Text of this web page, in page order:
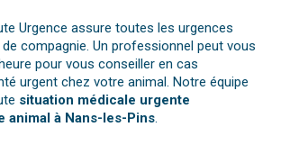
Urgence assure toutes les urgences
compagnie. Un professionnel peut vous
pour vous conseiller en cas
urgent chez votre animal. Notre équipe
situation médicale urgente
animal à Nans-les-Pins.